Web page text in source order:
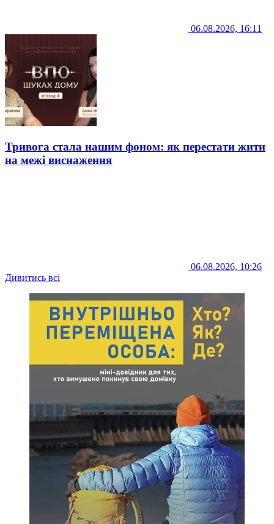
06.08.2026, 16:11
Тривога стала нашим фоном: як перестати жити
на межі виснаження
06.08.2026, 10:26
Дивитись всі